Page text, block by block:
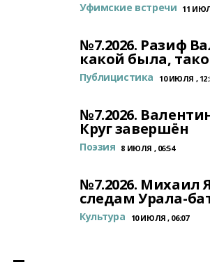
Уфимские встречи 11
№7.2026. Разиф
какой была,
Публицистика 10 ИЮЛЯ ,
№7.2026.
Круг завершён
Поэзия 8 ИЮЛЯ , 06:54
№7.2026. Михаил
следам Урала-
Культура 10 ИЮЛЯ , 06:07